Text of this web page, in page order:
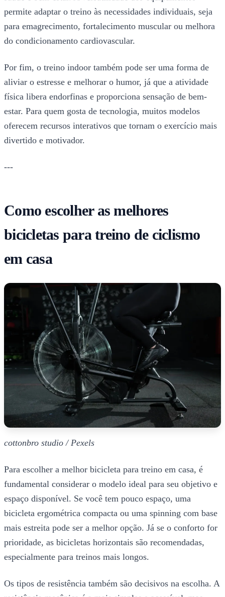
permite adaptar o treino às necessidades individuais, seja
para emagrecimento, fortalecimento muscular ou melhora
do condicionamento cardiovascular.
Por fim, o treino indoor também pode ser uma forma de
aliviar o estresse e melhorar o humor, já que a atividade
física libera endorfinas e proporciona sensação de bem-
estar. Para quem gosta de tecnologia, muitos modelos
oferecem recursos interativos que tornam o exercício mais
divertido e motivador.
---
Como escolher as melhores
bicicletas para treino de ciclismo
em casa
cottonbro studio / Pexels
Para escolher a melhor bicicleta para treino em casa, é
fundamental considerar o modelo ideal para seu objetivo e
espaço disponível. Se você tem pouco espaço, uma
bicicleta ergométrica compacta ou uma spinning com base
mais estreita pode ser a melhor opção. Já se o conforto for
prioridade, as bicicletas horizontais são recomendadas,
especialmente para treinos mais longos.
Os tipos de resistência também são decisivos na escolha. A